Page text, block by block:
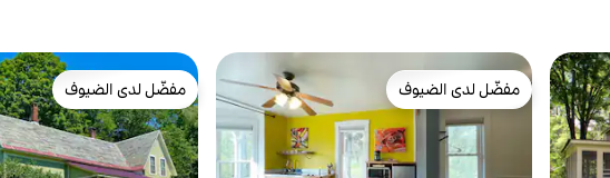
مفضّل لدى الضيوف
مفضّل لدى الضيوف
مفضّل لدى الضيوف
مفضّل لدى الضيوف